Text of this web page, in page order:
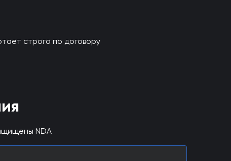
строго по договору
NDA